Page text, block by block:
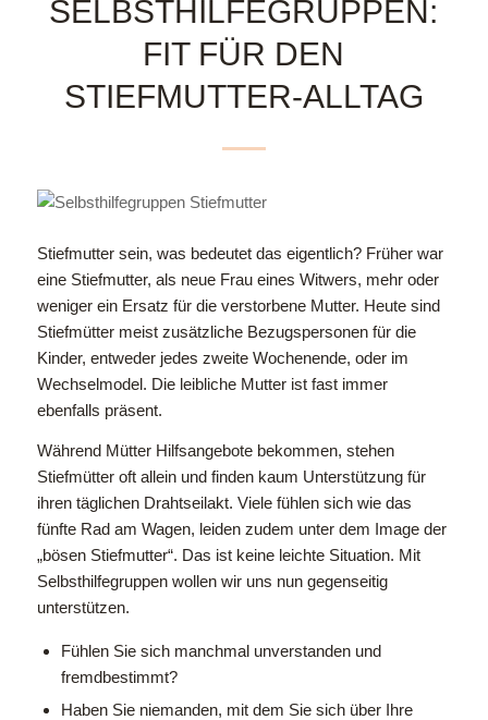
SELBSTHILFEGRUPPEN:
FIT FÜR DEN
STIEFMUTTER-ALLTAG
Stiefmutter sein, was bedeutet das eigentlich? Früher war
eine Stiefmutter, als neue Frau eines Witwers, mehr oder
weniger ein Ersatz für die verstorbene Mutter. Heute sind
Stiefmütter meist zusätzliche Bezugspersonen für die
Kinder, entweder jedes zweite Wochenende, oder im
Wechselmodel. Die leibliche Mutter ist fast immer
ebenfalls präsent.
Während Mütter Hilfsangebote bekommen, stehen
Stiefmütter oft allein und finden kaum Unterstützung für
ihren täglichen Drahtseilakt. Viele fühlen sich wie das
fünfte Rad am Wagen, leiden zudem unter dem Image der
„bösen Stiefmutter“. Das ist keine leichte Situation. Mit
Selbsthilfegruppen wollen wir uns nun gegenseitig
unterstützen.
Fühlen Sie sich manchmal unverstanden und
fremdbestimmt?
Haben Sie niemanden, mit dem Sie sich über Ihre